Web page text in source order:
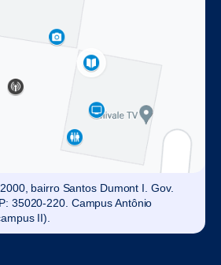
bairro Santos Dumont I. Gov.
35020-220. Campus Antônio
II).